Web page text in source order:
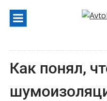
содержанию
Как понял,